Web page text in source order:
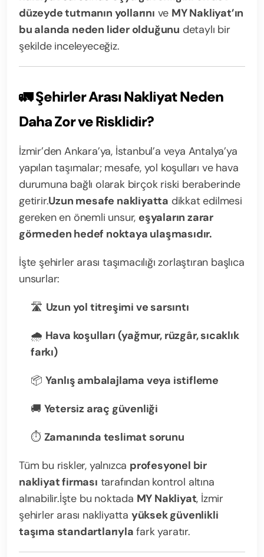
düzeyde tutmanın yollarını ve MY Nakliyat’ın
bu alanda neden lider olduğunu detaylı bir
şekilde inceleyeceğiz.
🚛Şehirler Arası Nakliyat Neden
Daha Zor ve Risklidir?
İzmir’den Ankara’ya, İstanbul’a veya Antalya’ya
yapılan taşımalar; mesafe, yol koşulları ve hava
durumuna bağlı olarak birçok riski beraberinde
getirir.Uzun mesafe nakliyatta dikkat edilmesi
gereken en önemli unsur, eşyaların zarar
görmeden hedef noktaya ulaşmasıdır.
İşte şehirler arası taşımacılığı zorlaştıran başlıca
unsurlar:
🛣️ Uzun yol titreşimi ve sarsıntı
🌧️ Hava koşulları (yağmur, rüzgâr, sıcaklık
farkı)
📦 Yanlış ambalajlama veya istifleme
🚚 Yetersiz araç güvenliği
⏱️ Zamanında teslimat sorunu
Tüm bu riskler, yalnızca profesyonel bir
nakliyat firması tarafından kontrol altına
alınabilir.İşte bu noktada MY Nakliyat, İzmir
şehirler arası nakliyatta yüksek güvenlikli
taşıma standartlarıyla fark yaratır.